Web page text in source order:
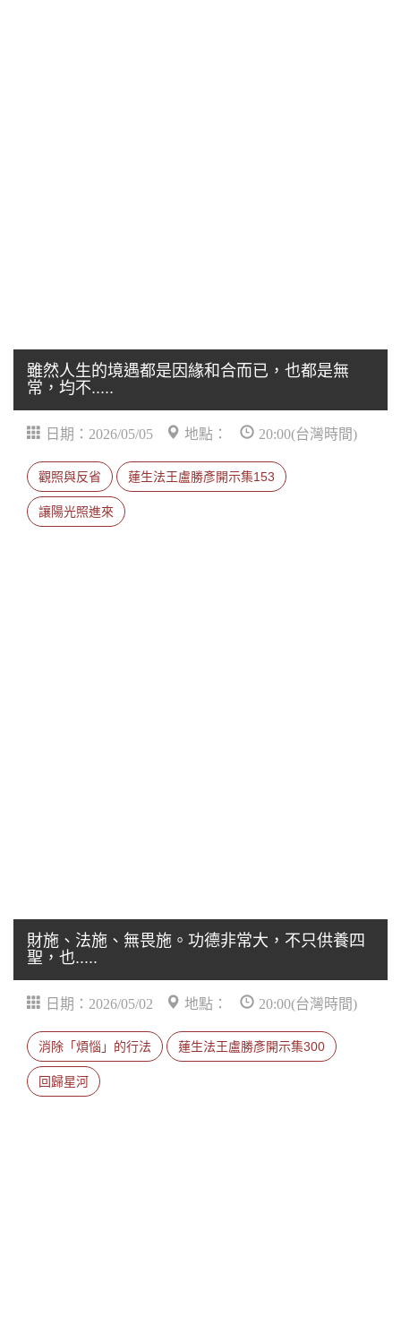
雖然人生的境遇都是因緣和合而已，也都是無
常，均不.....
日期：2026/05/05 地點： 20:00(台灣時間)
觀照與反省 蓮生法王盧勝彥開示集153
讓陽光照進來
財施、法施、無畏施。功德非常大，不只供養四
聖，也.....
日期：2026/05/02 地點： 20:00(台灣時間)
消除「煩惱」的行法 蓮生法王盧勝彥開示集300
回歸星河